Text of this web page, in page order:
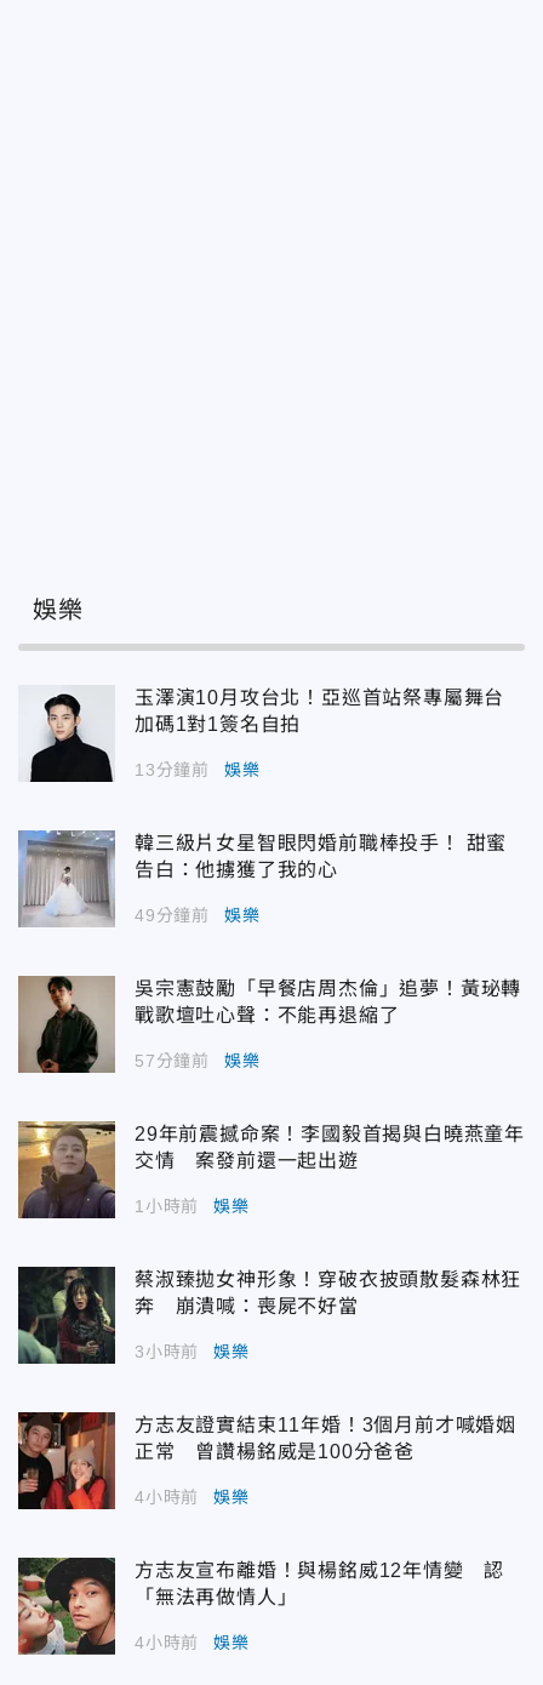
娛樂
玉澤演10月攻台北！亞巡首站祭專屬舞台
加碼1對1簽名自拍
13分鐘前 娛樂
韓三級片女星智眼閃婚前職棒投手！ 甜蜜
告白：他擄獲了我的心
49分鐘前 娛樂
吳宗憲鼓勵「早餐店周杰倫」追夢！黃珌轉
戰歌壇吐心聲：不能再退縮了
57分鐘前 娛樂
29年前震撼命案！李國毅首揭與白曉燕童年
交情 案發前還一起出遊
1小時前 娛樂
蔡淑臻拋女神形象！穿破衣披頭散髮森林狂
奔 崩潰喊：喪屍不好當
3小時前 娛樂
方志友證實結束11年婚！3個月前才喊婚姻
正常 曾讚楊銘威是100分爸爸
4小時前 娛樂
方志友宣布離婚！與楊銘威12年情變 認
「無法再做情人」
4小時前 娛樂